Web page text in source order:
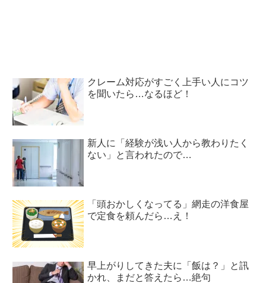
クレーム対応がすごく上手い人にコツ
を聞いたら…なるほど！
新人に「経験が浅い人から教わりたく
ない」と言われたので…
「頭おかしくなってる」網走の洋食屋
で定食を頼んだら…え！
早上がりしてきた夫に「飯は？」と訊
かれ、まだと答えたら…絶句